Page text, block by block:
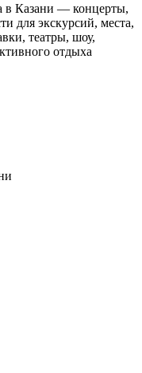
в Казани — концерты,
для экскурсий, места,
театры, шоу,
отдыха